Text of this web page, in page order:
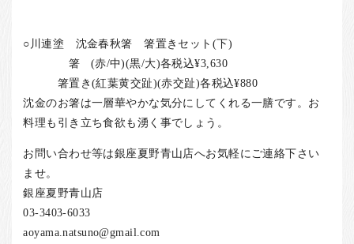
○川連塗 沈金春秋箸 箸置きセット(下)
箸 (赤/中)(黒/大)各税込¥3,630
箸置き(紅葉黄交趾)(赤交趾)各税込¥880
沈金のお箸は一層華やかな気分にしてくれる一膳です。お
料理も引き立ち食欲も湧く事でしょう。
お問い合わせ等は銀座夏野青山店へお気軽にご連絡下さい
ませ。
銀座夏野青山店
03-3403-6033
aoyama.natsuno@gmail.com